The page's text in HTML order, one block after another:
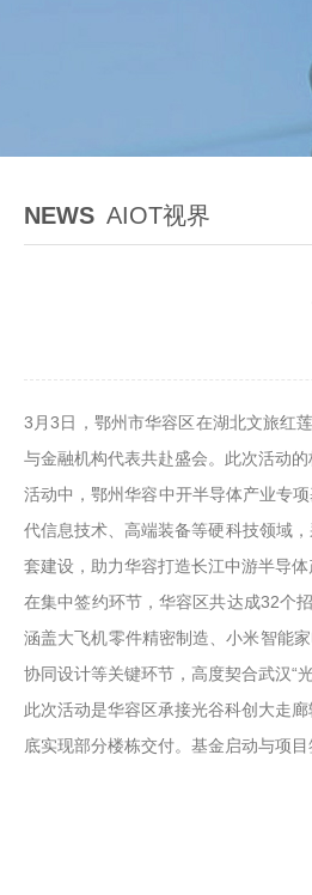
NEWS AIOT视界
3月3日，鄂州市华容区在湖北文旅红
与金融机构代表共赴盛会。此次活动
活动中，鄂州华容中开半导体产业专
代信息技术、高端装备等硬科技领域
套建设，助力华容打造长江中游半导
在集中签约环节，华容区共达成32个
涵盖大飞机零件精密制造、小米智能
协同设计等关键环节，高度契合武汉“
此次活动是华容区承接光谷科创大走
底实现部分楼栋交付。基金启动与项